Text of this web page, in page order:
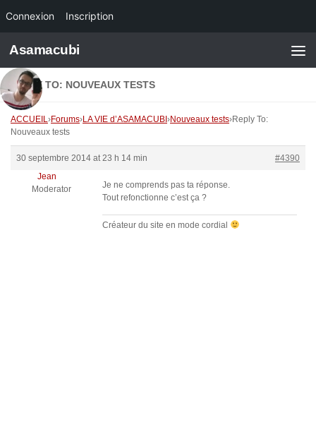
Connexion Inscription
Skip to content
Asamacubi
REPLY TO: NOUVEAUX TESTS
ACCUEIL›Forums›LA VIE d’ASAMACUBI ›Nouveaux tests›Reply To:
Nouveaux tests
30 septembre 2014 at 23 h 14 min
#4390
Jean
Moderator
Je ne comprends pas ta réponse.
Tout refonctionne c’est ça ?
Créateur du site en mode cordial